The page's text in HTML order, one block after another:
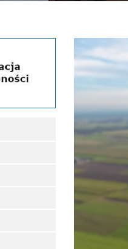
KLUBU
PEŁA
oraz
GMINA
WOLA
ma